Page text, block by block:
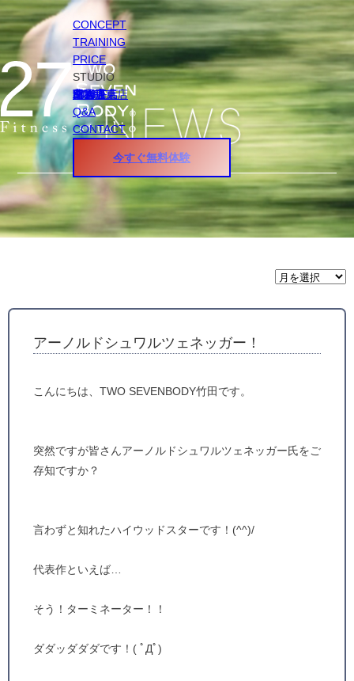
CONCEPT
TRAINING
PRICE
STUDIO
円山店
白石店
桑園店
北18条店
宮の沢店
環状通東店
STAFF
Q&A
CONTACT
今すぐ無料体験
月
間
ー
アーノルドシュワルツェネッガー！
こんにちは、TWO SEVENBODY竹田です。
突然ですが皆さんアーノルドシュワルツェネッガー氏をご
存知ですか？
言わずと知れたハイウッドスターです！(^^)/
代表作といえば…
そう！ターミネーター！！
ダダッダダダです！( ﾟДﾟ)